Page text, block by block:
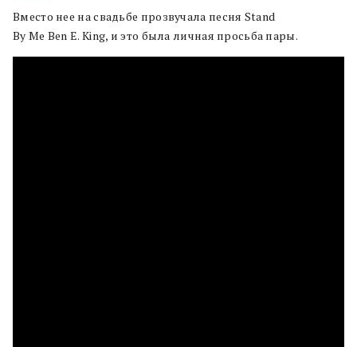
Вместо нее на свадьбе прозвучала песня Stand
By Me Ben E. King, и это была личная просьба пары.